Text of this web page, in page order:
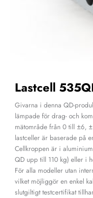
Lastcell
Givarna i denna QD-
lämpade för drag- och
mätområde från 0 till ±6,
lastceller är baserade på
Cellkroppen är i
QD upp till 110 kg) eller i
För alla modeller utan
vilket möjliggör en enkel
slutgiltigt testcertifikat